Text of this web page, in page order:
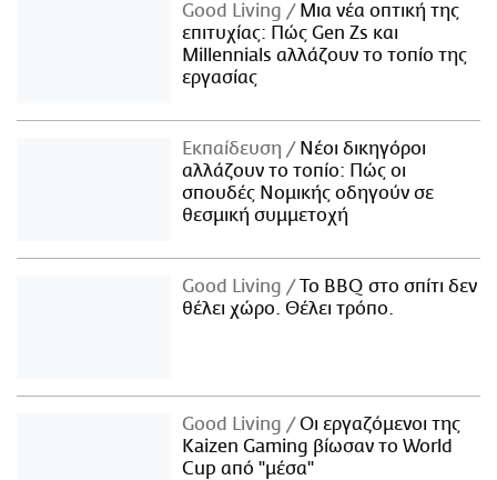
Good Living
Μια νέα οπτική της
επιτυχίας: Πώς Gen Zs και
Millennials αλλάζουν το τοπίο της
εργασίας
Εκπαίδευση
Νέοι δικηγόροι
αλλάζουν το τοπίο: Πώς οι
σπουδές Νομικής οδηγούν σε
θεσμική συμμετοχή
Good Living
Το BBQ στο σπίτι δεν
θέλει χώρο. Θέλει τρόπο.
Good Living
Οι εργαζόμενοι της
Kaizen Gaming βίωσαν το World
Cup από "μέσα"